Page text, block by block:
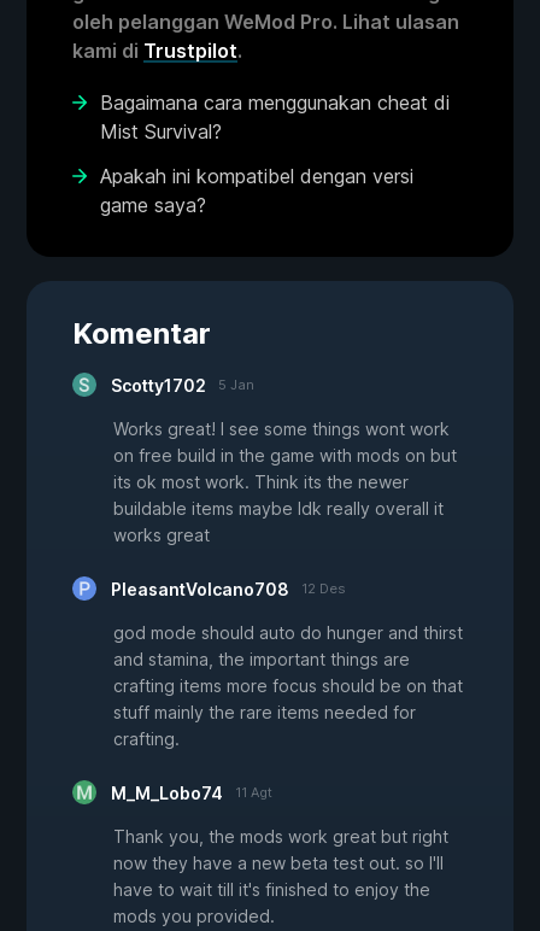
oleh pelanggan WeMod Pro. Lihat ulasan
kami di Trustpilot.
Bagaimana cara menggunakan cheat di
Mist Survival?
Apakah ini kompatibel dengan versi
game saya?
Komentar
Scotty1702 5 Jan
Works great! I see some things wont work
on free build in the game with mods on but
its ok most work. Think its the newer
buildable items maybe Idk really overall it
works great
PleasantVolcano708 12 Des
god mode should auto do hunger and thirst
and stamina, the important things are
crafting items more focus should be on that
stuff mainly the rare items needed for
crafting.
M_M_Lobo74 11 Agt
Thank you, the mods work great but right
now they have a new beta test out. so I'll
have to wait till it's finished to enjoy the
mods you provided.